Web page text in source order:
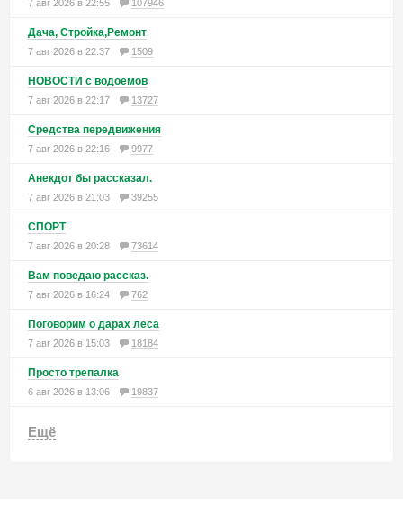
7 авг 2026 в 22:55 107946
Дача, Стройка,Ремонт
7 авг 2026 в 22:37 1509
НОВОСТИ с водоемов
7 авг 2026 в 22:17 13727
Средства передвижения
7 авг 2026 в 22:16 9977
Анекдот бы рассказал.
7 авг 2026 в 21:03 39255
СПОРТ
7 авг 2026 в 20:28 73614
Вам поведаю рассказ.
7 авг 2026 в 16:24 762
Поговорим о дарах леса
7 авг 2026 в 15:03 18184
Просто трепалка
6 авг 2026 в 13:06 19837
Ещё